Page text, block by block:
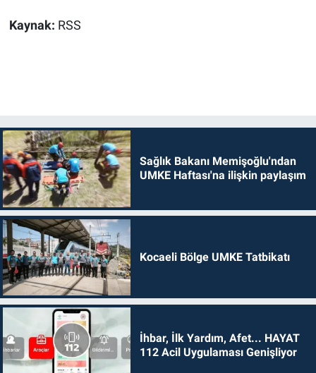
Kaynak: RSS
Sağlık Bakanı Memişoğlu'ndan
UMKE Haftası'na ilişkin paylaşım
Kocaeli Bölge UMKE Tatbikatı
İhbar, İlk Yardım, Afet... HAYAT
112 Acil Uygulaması Genişliyor